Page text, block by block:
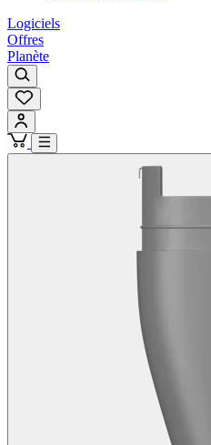
Logiciels
Offres
Planète